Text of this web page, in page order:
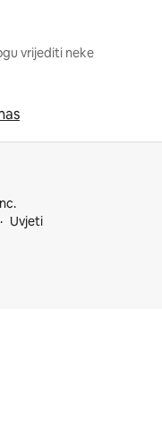
vrijediti neke
Uvjeti